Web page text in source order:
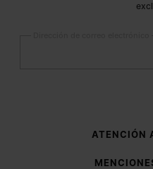
nota informativa,
ATENCIÓN